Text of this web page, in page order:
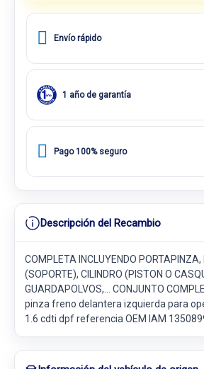
Envío rápido
1 año de garantía
Pago 100% seguro
Descripción del Recambio
COMPLETA INCLUYENDO
(SOPORTE), CILINDRO (PISTON O
GUARDAPOLVOS,... CONJUNTO
pinza freno delantera izquierda para
1.6 cdti dpf referencia OEM IAM